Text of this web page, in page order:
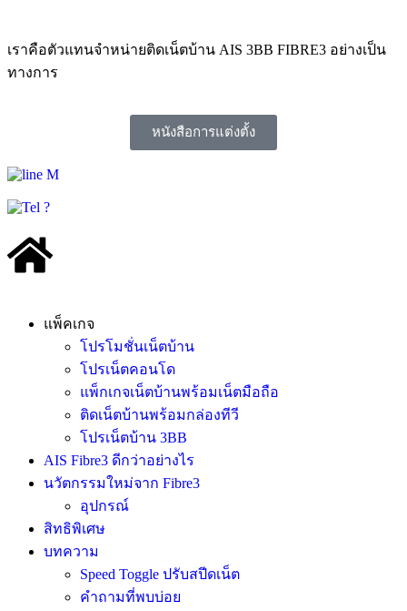
เราคือตัวแทนจำหน่ายติดเน็ตบ้าน AIS 3BB FIBRE3 อย่างเป็น
ทางการ
หนังสือการแต่งตั้ง
แพ็คเกจ
โปรโมชั่นเน็ตบ้าน
โปรเน็ตคอนโด
แพ็กเกจเน็ตบ้านพร้อมเน็ตมือถือ
ติดเน็ตบ้านพร้อมกล่องทีวี
โปรเน็ตบ้าน 3BB
AIS Fibre3 ดีกว่าอย่างไร
นวัตกรรมใหม่จาก Fibre3
อุปกรณ์
สิทธิพิเศษ
บทความ
Speed Toggle ปรับสปีดเน็ต
คำถามที่พบบ่อย